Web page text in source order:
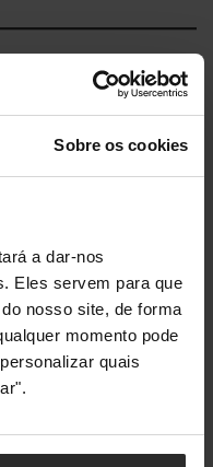
Sobre os cookies
a dar-nos
Eles servem para que
nosso site, de forma
momento pode
quais